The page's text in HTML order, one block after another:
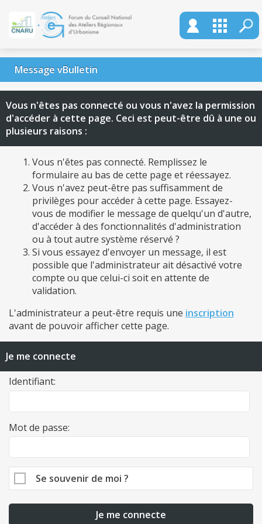
Message vBulletin
Vous n'êtes pas connecté ou vous n'avez la permission
d'accéder à cette page. Ceci est peut-être dû à une ou
plusieurs raisons :
Vous n'êtes pas connecté. Remplissez le
formulaire au bas de cette page et réessayez.
Vous n'avez peut-être pas suffisamment de
privilèges pour accéder à cette page. Essayez-
vous de modifier le message de quelqu'un d'autre,
d'accéder à des fonctionnalités d'administration
ou à tout autre système réservé ?
Si vous essayez d'envoyer un message, il est
possible que l'administrateur ait désactivé votre
compte ou que celui-ci soit en attente de
validation.
L'administrateur a peut-être requis une inscription
avant de pouvoir afficher cette page.
Je me connecte
Identifiant:
Mot de passe:
Se souvenir de moi ?
Je me connecte